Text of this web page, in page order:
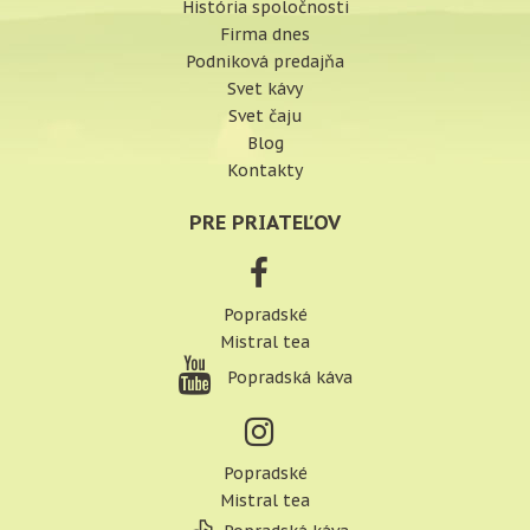
História spoločnosti
Firma dnes
Podniková predajňa
Svet kávy
Svet čaju
Blog
Kontakty
PRE PRIATEĽOV
Popradské
Mistral tea
Popradská káva
Popradské
Mistral tea